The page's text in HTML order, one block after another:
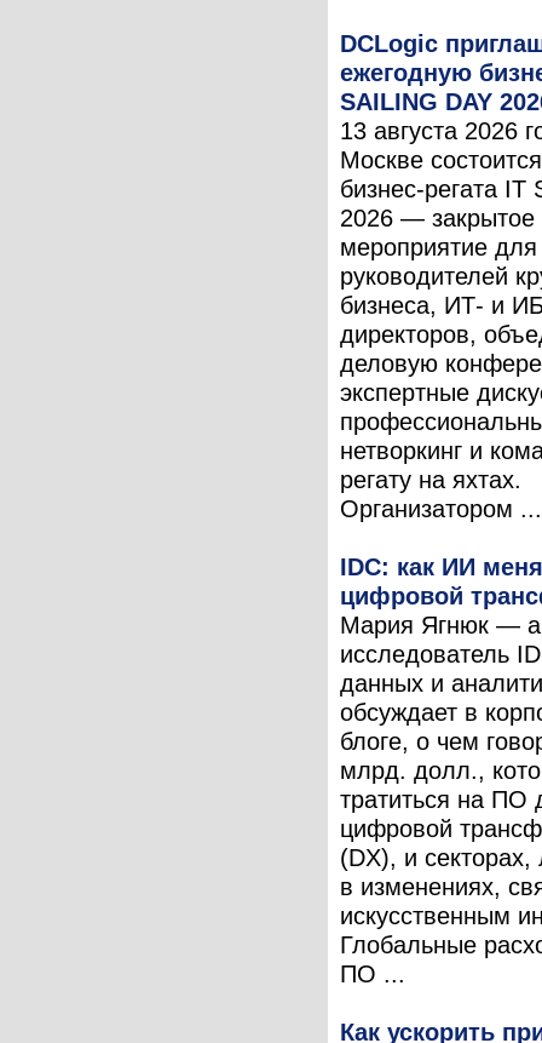
DCLogic
ежегодную
SAILING DAY
13 августа 2026
Москве
бизнес-регата IT
2026 — закрытое
мероприятие для
руководителей
бизнеса, ИТ- и
директоров,
деловую
экспертные
нетворкинг и
регату на яхтах.
Организатором ...
IDC: как ИИ
цифровой
Мария Ягнюк —
исследователь
данных и
обсуждает в
блоге, о чем
млрд. долл.,
тратиться на ПО
цифровой
(DX), и
в изменениях,
искусственным
Глобальные
ПО ...
Как ускорить